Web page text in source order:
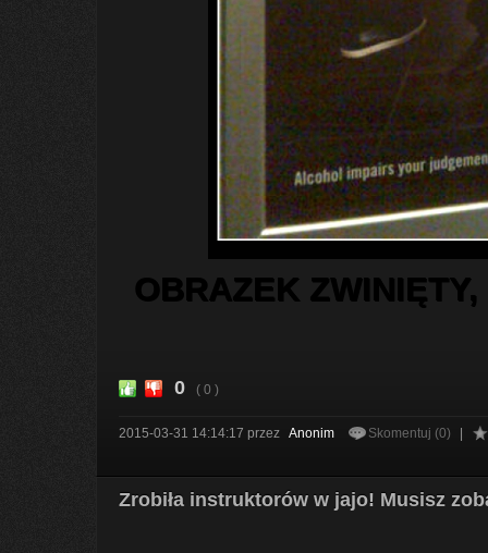
OBRAZEK
0 ( 0 )
2015-03-31 14:14:17 przez Anonim Skomentuj (0)
Zrobiła instruktorów w jajo! Musisz